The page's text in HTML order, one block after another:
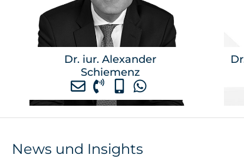
Dr. iur. Alexander
Schiemenz
News und Insights